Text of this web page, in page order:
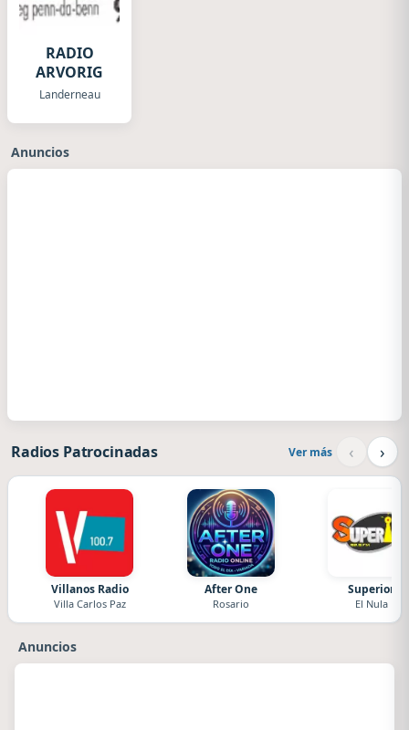
RADIO
ARVORIG
Landerneau
Anuncios
Radios Patrocinadas Ver más ‹ ›
Villanos Radio
Villa Carlos Paz
After One
Rosario
Superior
El Nula
Anuncios